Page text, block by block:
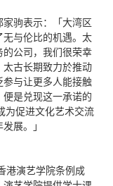
驹表示：「大湾区
与伦比的机遇。太
公司，我们很荣幸
古长期致力於推动
与让更多人能接触
是兑现这一承诺的
为促进文化艺术交流
展。」
港演艺学院条例成